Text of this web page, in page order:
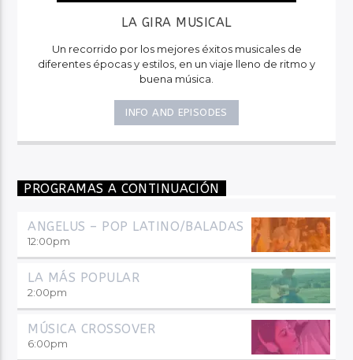
LA GIRA MUSICAL
Un recorrido por los mejores éxitos musicales de
diferentes épocas y estilos, en un viaje lleno de ritmo y
buena música.
INFO AND EPISODES
PROGRAMAS A CONTINUACIÓN
ANGELUS – POP LATINO/BALADAS
12:00pm
LA MÁS POPULAR
2:00pm
MÚSICA CROSSOVER
6:00pm